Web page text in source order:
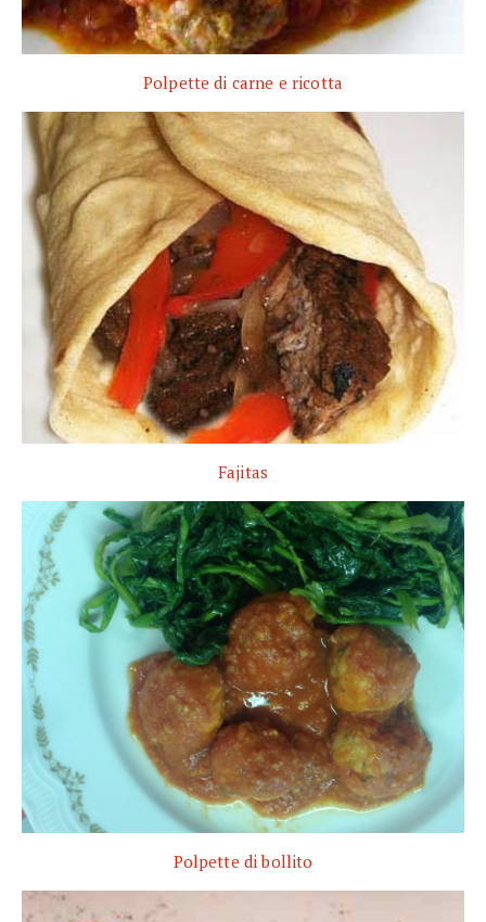
Polpette di carne e ricotta
Fajitas
Polpette di bollito